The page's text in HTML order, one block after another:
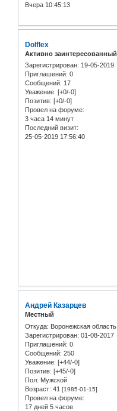
Вчера 10:45:13
Dolflex
Активно заинтересованный
Зарегистрирован: 19-05-2019
Приглашений: 0
Сообщений: 17
Уважение: [+0/-0]
Позитив: [+0/-0]
Провел на форуме:
3 часа 14 минут
Последний визит:
25-05-2019 17:56:40
Андрей Казарцев
Местный
Откуда: Воронежская область
Зарегистрирован: 01-08-2017
Приглашений: 0
Сообщений: 250
Уважение: [+44/-0]
Позитив: [+45/-0]
Пол: Мужской
Возраст: 41 [1985-01-15]
Провел на форуме:
17 дней 5 часов